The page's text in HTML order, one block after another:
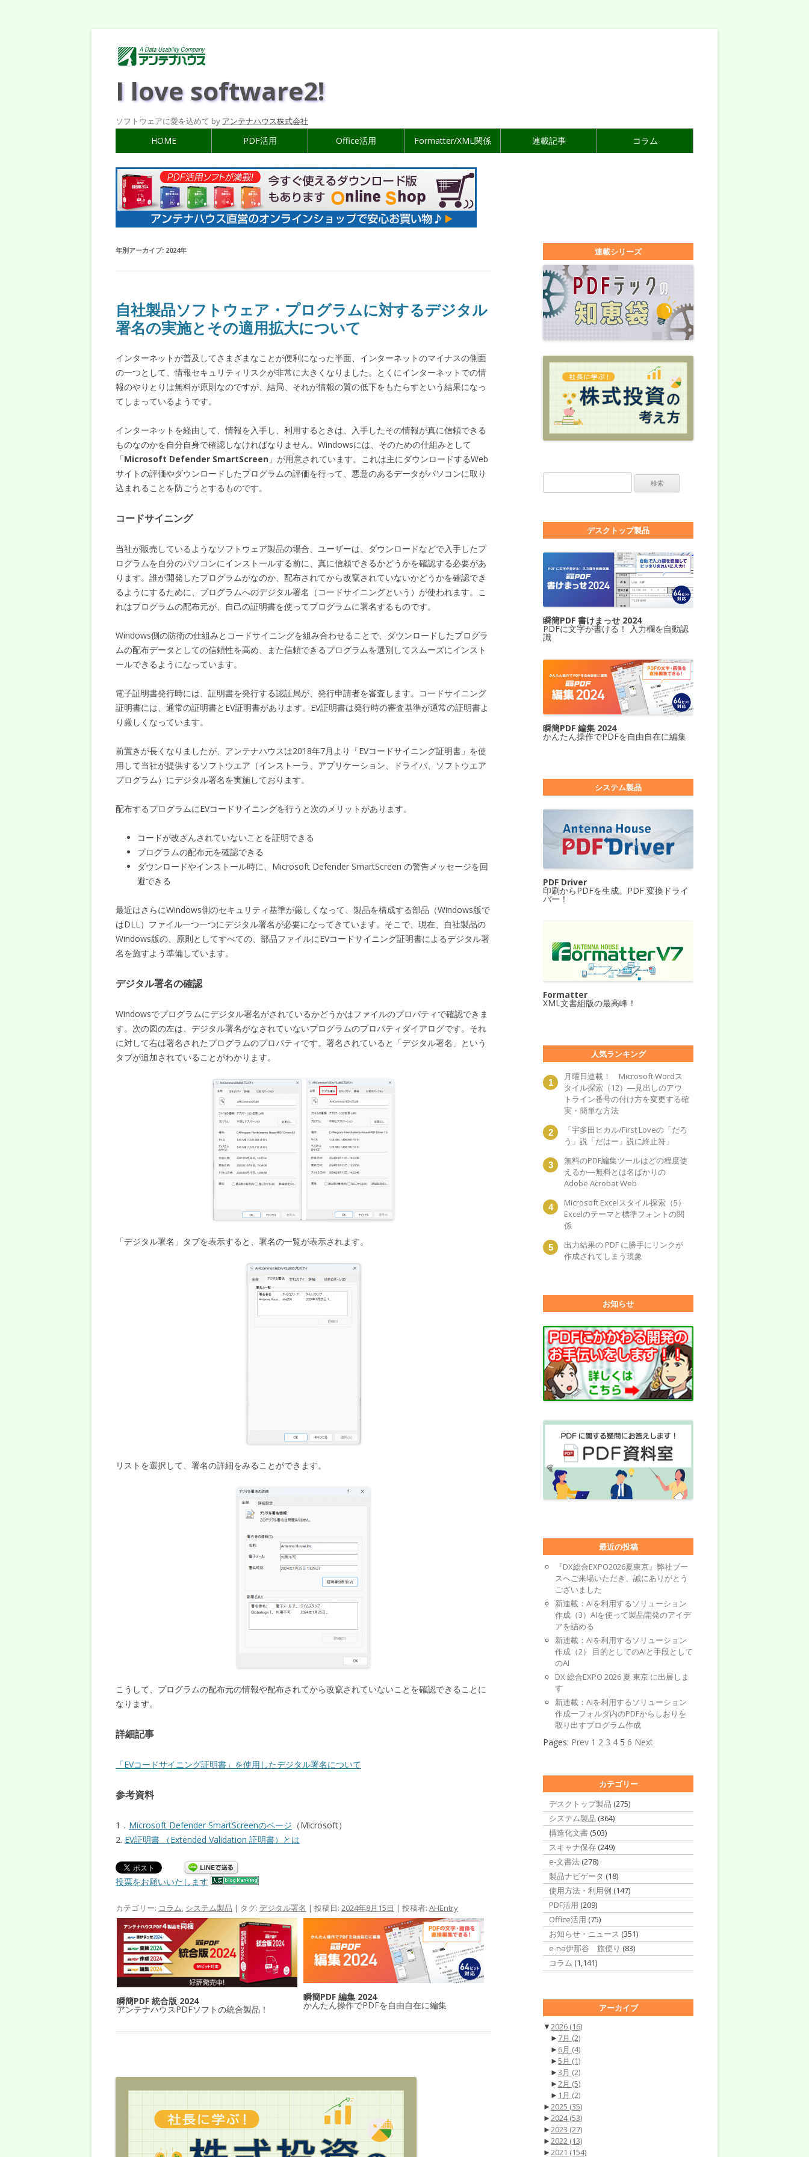
I love software2!
ソフトウェアに愛を込めて by アンテナハウス株式会社
HOME PDF活用 Office活用 Formatter/XML関係 連載記事 コラム
年別アーカイブ: 2024年
自社製品ソフトウェア・プログラムに対するデジタル
署名の実施とその適用拡大について
インターネットが普及してさまざまなことが便利になった半面、インターネットのマイナスの側面
の一つとして、情報セキュリティリスクが非常に大きくなりました。とくにインターネットでの情
報のやりとりは無料が原則なのですが、結局、それが情報の質の低下をもたらすという結果になっ
てしまっているようです。
インターネットを経由して、情報を入手し、利用するときは、入手したその情報が真に信頼できる
ものなのかを自分自身で確認しなければなりません。Windowsには、そのための仕組みとして
「Microsoft Defender SmartScreen 」が用意されています。これは主にダウンロードするWeb
サイトの評価やダウンロードしたプログラムの評価を行って、悪意のあるデータがパソコンに取り
込まれることを防ごうとするものです。
コードサイニング
当社が販売しているようなソフトウェア製品の場合、ユーザーは、ダウンロードなどで入手したプ
ログラムを自分のパソコンにインストールする前に、真に信頼できるかどうかを確認する必要があ
ります。誰が開発したプログラムがなのか、配布されてから改竄されていないかどうかを確認でき
るようにするために、プログラムへのデジタル署名（コードサイニングという）が使われます。こ
れはプログラムの配布元が、自己の証明書を使ってプログラムに署名するものです。
Windows側の防衛の仕組みとコードサイニングを組み合わせることで、ダウンロードしたプログラ
ムの配布データとしての信頼性を高め、また信頼できるプログラムを選別してスムーズにインスト
ールできるようになっています。
電子証明書発行時には、証明書を発行する認証局が、発行申請者を審査します。コードサイニング
証明書には、通常の証明書とEV証明書があります。EV証明書は発行時の審査基準が通常の証明書よ
り厳しくなっています。
前置きが長くなりましたが、アンテナハウスは2018年7月より「EVコードサイニング証明書」を使
用して当社が提供するソフトウエア（インストーラ、アプリケーション、ドライバ、ソフトウエア
プログラム）にデジタル署名を実施しております。
配布するプログラムにEVコードサイニングを行うと次のメリットがあります。
コードが改ざんされていないことを証明できる
プログラムの配布元を確認できる
ダウンロードやインストール時に、Microsoft Defender SmartScreen の警告メッセージを回
避できる
最近はさらにWindows側のセキュリティ基準が厳しくなって、製品を構成する部品（Windows版で
はDLL）ファイル一つ一つにデジタル署名が必要になってきています。そこで、現在、自社製品の
Windows版の、原則としてすべての、部品ファイルにEVコードサイニング証明書によるデジタル署
名を施すよう準備しています。
デジタル署名の確認
Windowsでプログラムにデジタル署名がされているかどうかはファイルのプロパティで確認できま
す。次の図の左は、デジタル署名がなされていないプログラムのプロパティダイアログです。それ
に対して右は署名されたプログラムのプロパティです。署名されていると「デジタル署名」という
タブが追加されていることがわかります。
「デジタル署名」タブを表示すると、署名の一覧が表示されます。
リストを選択して、署名の詳細をみることができます。
こうして、プログラムの配布元の情報や配布されてから改竄されていないことを確認できることに
なります。
詳細記事
「EVコードサイニング証明書」を使用したデジタル署名について
参考資料
1． Microsoft Defender SmartScreenのページ （Microsoft）
2. EV証明書 （Extended Validation 証明書）とは
投票をお願いいたします
カテゴリー: コラム, システム製品 | タグ: デジタル署名 | 投稿日: 2024年8月15日 | 投稿者: AHEntry
瞬簡PDF 統合版 2024
アンテナハウスPDFソフトの統合製品！
瞬簡PDF 編集 2024
かんたん操作でPDFを自由自在に編集
連載シリーズ
デスクトップ製品
瞬簡PDF 書けまっせ 2024
PDFに文字が書ける！ 入力欄を自動認
識
瞬簡PDF 編集 2024
かんたん操作でPDFを自由自在に編集
システム製品
PDF Driver
印刷からPDFを生成。PDF 変換ドライ
バー！
Formatter
XML文書組版の最高峰！
人気ランキング
月曜日連載！ Microsoft Wordス
タイル探索（12）―見出しのアウ
トライン番号の付け方を変更する確
実・簡単な方法
「宇多田ヒカル/First Loveの「だろ
う」説「だはー」説に終止符」
無料のPDF編集ツールはどの程度使
えるか―無料とは名ばかりの
Adobe Acrobat Web
Microsoft Excelスタイル探索（5）
Excelのテーマと標準フォントの関
係
出力結果の PDF に勝手にリンクが
作成されてしまう現象
お知らせ
最近の投稿
『DX総合EXPO2026夏東京』弊社ブー
スへご来場いただき、誠にありがとう
ございました
新連載：AIを利用するソリューション
作成（3）AIを使って製品開発のアイデ
アを詰める
新連載：AIを利用するソリューション
作成（2） 目的としてのAIと手段として
のAI
DX 総合EXPO 2026 夏 東京 に出展しま
す
新連載：AIを利用するソリューション
作成ーフォルダ内のPDFからしおりを
取り出すプログラム作成
Pages: Prev 1 2 3 4 5 6 Next
カテゴリー
デスクトップ製品 (275)
システム製品 (364)
構造化文書 (503)
スキャナ保存 (249)
e-文書法 (278)
製品ナビゲータ (18)
使用方法・利用例 (147)
PDF活用 (209)
Office活用 (75)
お知らせ・ニュース (351)
e-na伊那谷 旅便り (83)
コラム (1,141)
アーカイブ
▼2026 (16)
► 7月 (2)
► 6月 (4)
►5月 (1)
►3月 (2)
►2月 (5)
► 1月 (2)
►2025 (35)
►2024(53)
►2023 (27)
►2022 (13)
►2021 (154)